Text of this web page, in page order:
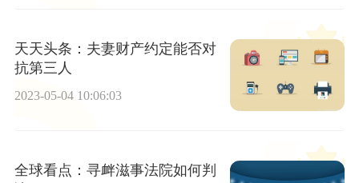
天天头条：夫妻财产约定能否对
抗第三人
2023-05-04 10:06:03
全球看点：寻衅滋事法院如何判